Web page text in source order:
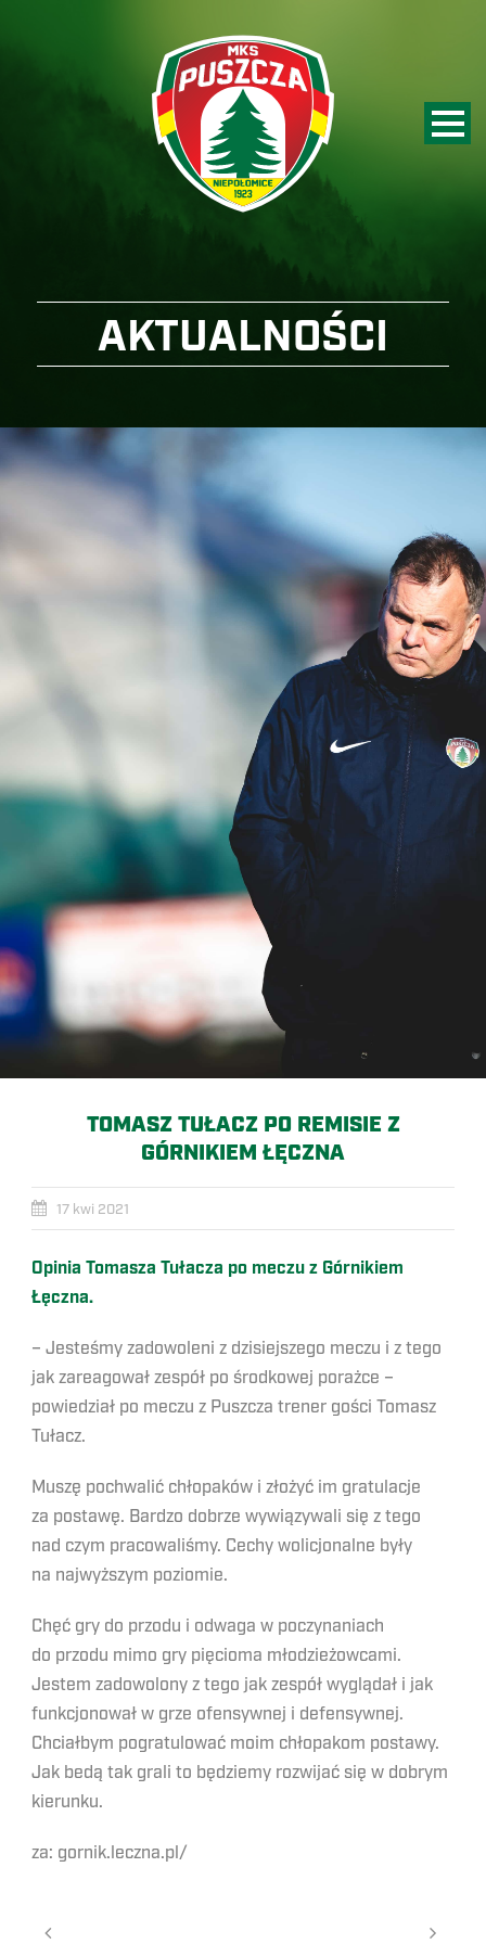
AKTUALNOŚCI
TOMASZ TUŁACZ PO REMISIE Z
GÓRNIKIEM ŁĘCZNA
17 kwi 2021
Opinia Tomasza Tułacza po meczu z Górnikiem
Łęczna.
– Jesteśmy zadowoleni z dzisiejszego meczu i z tego
jak zareagował zespół po środkowej porażce –
powiedział po meczu z Puszcza trener gości Tomasz
Tułacz.
Muszę pochwalić chłopaków i złożyć im gratulacje
za postawę. Bardzo dobrze wywiązywali się z tego
nad czym pracowaliśmy. Cechy wolicjonalne były
na najwyższym poziomie.
Chęć gry do przodu i odwaga w poczynaniach
do przodu mimo gry pięcioma młodzieżowcami.
Jestem zadowolony z tego jak zespół wyglądał i jak
funkcjonował w grze ofensywnej i defensywnej.
Chciałbym pogratulować moim chłopakom postawy.
Jak bedą tak grali to będziemy rozwijać się w dobrym
kierunku.
za: gornik.leczna.pl/